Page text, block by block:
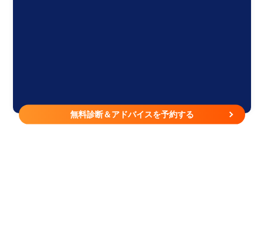
無料診断＆アドバイスを予約する